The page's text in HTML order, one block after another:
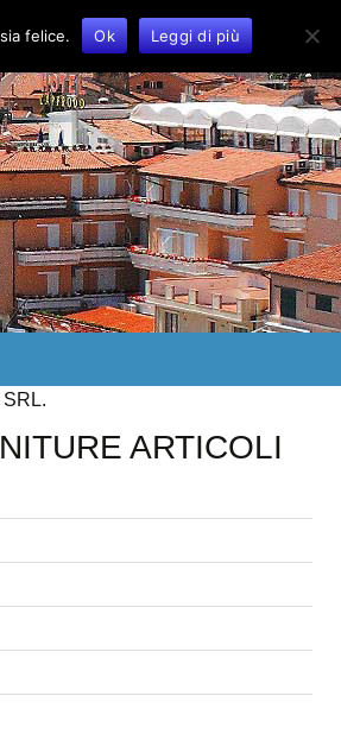
ARTICOLI
felice. Ok Leggi di più